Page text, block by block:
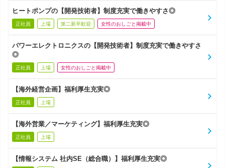
ヒートポンプの【開発技術者】制度充実で働きやすさ◎
正社員 上場 第二新卒歓迎 女性のおしごと掲載中
パワーエレクトロニクスの【開発技術者】制度充実で働きやすさ
◎
正社員 上場 女性のおしごと掲載中
【海外経営企画】福利厚生充実◎
正社員 上場
【海外営業／マーケティング】福利厚生充実◎
正社員 上場
【情報システム 社内SE（総合職）】福利厚生充実◎